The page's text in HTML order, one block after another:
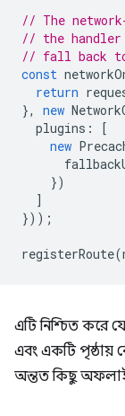
// The
// the
// fall back
const
return
},
new
plugins :
[
new
})
]
}));
registerRoute(
এটি নিশ্চিত করে
এবং একটি পৃষ্ঠায়
অন্তত কিছু